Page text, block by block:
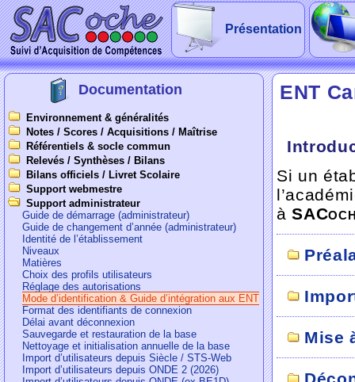
Présentation
Documentation
Environnement & généralités
Notes / Scores / Acquisitions / Maîtrise
Référentiels & socle commun
Relevés / Synthèses / Bilans
Bilans officiels / Livret Scolaire
Support webmestre
Support administrateur
Guide de démarrage (administrateur)
Guide de changement d’année (administrateur)
Identité de l’établissement
Niveaux
Matières
Choix des profils utilisateurs
Réglage des autorisations
Mode d’identification & Guide d’intégration aux ENT
Format des identifiants de connexion
Délai avant déconnexion
Sauvegarde et restauration de la base
Nettoyage et initialisation annuelle de la base
Import d’utilisateurs depuis Siècle / STS-Web
Import d’utilisateurs depuis ONDE 2 (2026)
ENT
Si un
à
Mise